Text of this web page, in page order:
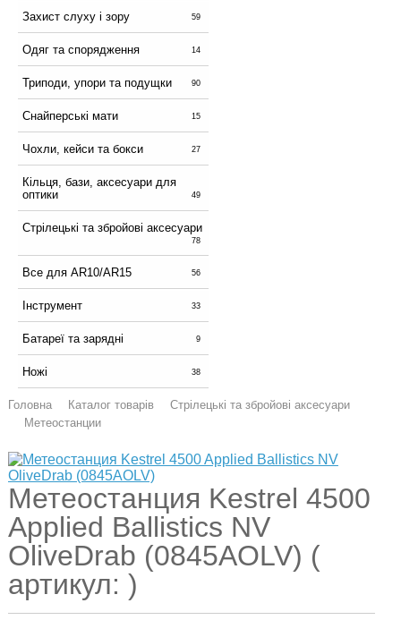
Захист слуху і зору 59
Одяг та спорядження 14
Триподи, упори та подущки 90
Снайперські мати 15
Чохли, кейси та бокси 27
Кільця, бази, аксесуари для
оптики
49
Стрілецькі та збройові аксесуари
78
Все для AR10/AR15 56
Інструмент 33
Батареї та зарядні 9
Ножі 38
Головна Каталог товарів
Стрілецькі та збройові аксесуари
Метеостанции
Метеостанция Kestrel 4500
Applied Ballistics NV
OliveDrab (0845AOLV) (
артикул: )